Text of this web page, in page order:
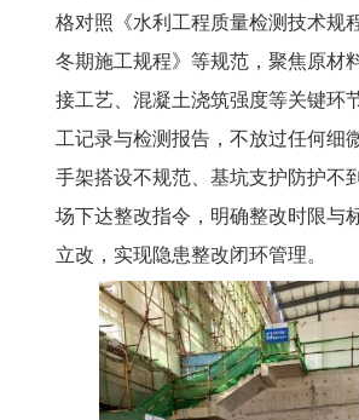
格对照《水利工程质量检测技术规
冬期施工规程》等规范，聚焦原材
接工艺、混凝土浇筑强度等关键环
工记录与检测报告，不放过任何细
手架搭设不规范、基坑支护防护不
场下达整改指令，明确整改时限与
立改，实现隐患整改闭环管理。